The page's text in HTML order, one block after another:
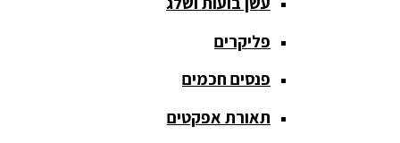
מסך הקרנה
roll up
מסך הקרנה
פליקרים
פנסים חכמים
תאורת אפקטים